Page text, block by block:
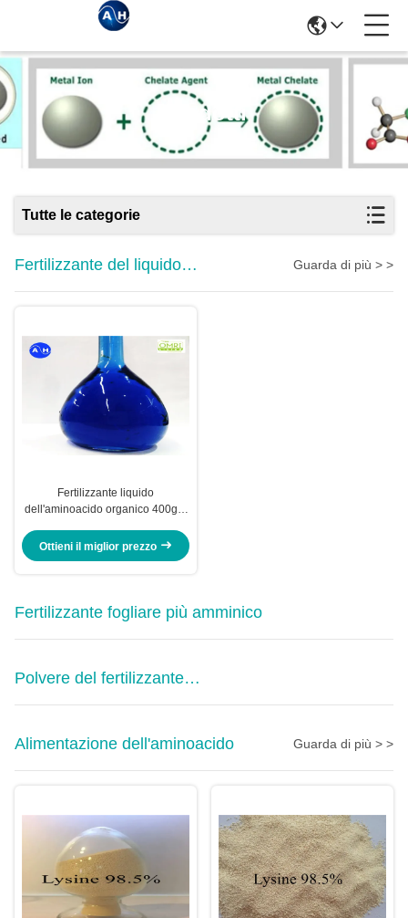
Prodotti
Tutte le categorie
Fertilizzante del liquido
dell'aminoacido
Guarda di più > >
Fertilizzante liquido
dell'aminoacido organico 400g/L
agricoltori
Ottieni il miglior prezzo
Fertilizzante fogliare più amminico
Polvere del fertilizzante
dell'aminoacido
Alimentazione dell'aminoacido
Guarda di più > >